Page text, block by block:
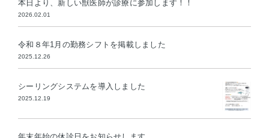
本日より、新しい獣医師が診療に参加します！！
2026.02.01
令和８年1月の勤務シフトを掲載しました
2025.12.26
シーリングシステムを導入しました
2025.12.19